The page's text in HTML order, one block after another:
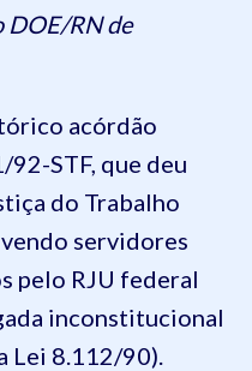
DOE/RN de
acórdão
STF, que deu
do Trabalho
servidores
pelo RJU federal
inconstitucional
Lei 8.112/90).